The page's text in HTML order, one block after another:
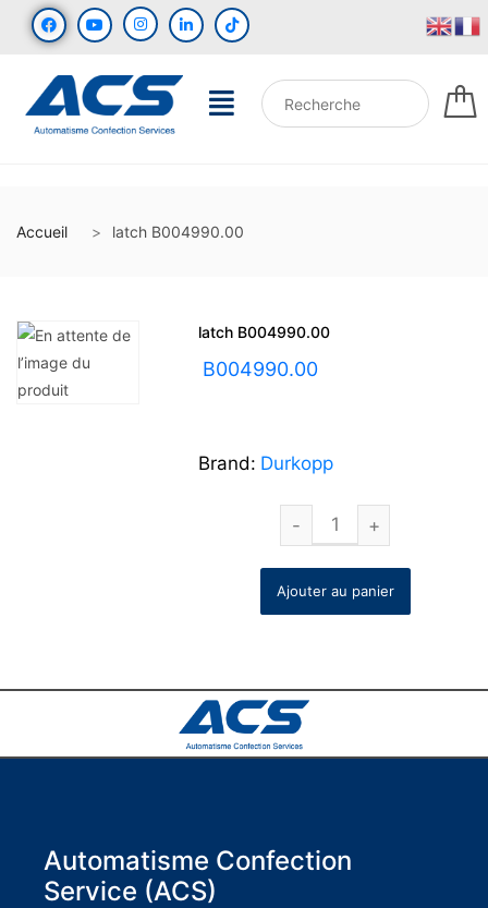
Accueil latch B004990.00
latch B004990.00
B004990.00
Brand: Durkopp
Ajouter au panier
Automatisme Confection
Service (ACS)